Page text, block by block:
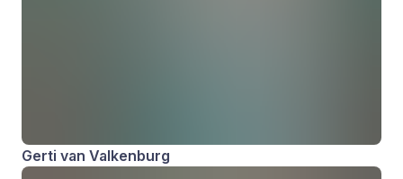
Gerti van Valkenburg